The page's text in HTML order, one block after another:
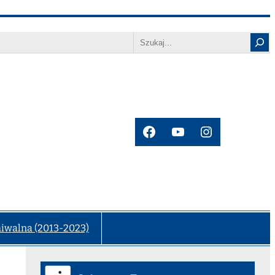
Search
Facebook
YouTubeInstagram
(2013-2023)